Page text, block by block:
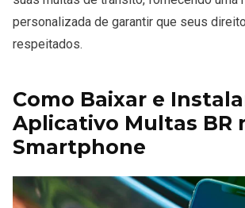
personalizada de garantir que seus
respeitados.
Como Baixar e
Aplicativo Multas BR
Smartphone